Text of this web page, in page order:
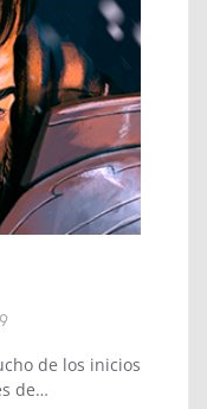
de los inicios
de…